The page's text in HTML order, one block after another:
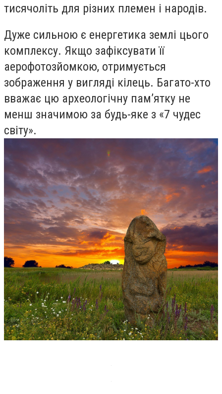
тисячоліть для різних племен і народів.
Дуже сильною є енергетика землі цього
комплексу. Якщо зафіксувати її
аерофотозйомкою, отримується
зображення у вигляді кілець. Багато-хто
вважає цю археологічну пам’ятку не
менш значимою за будь-яке з «7 чудес
світу».